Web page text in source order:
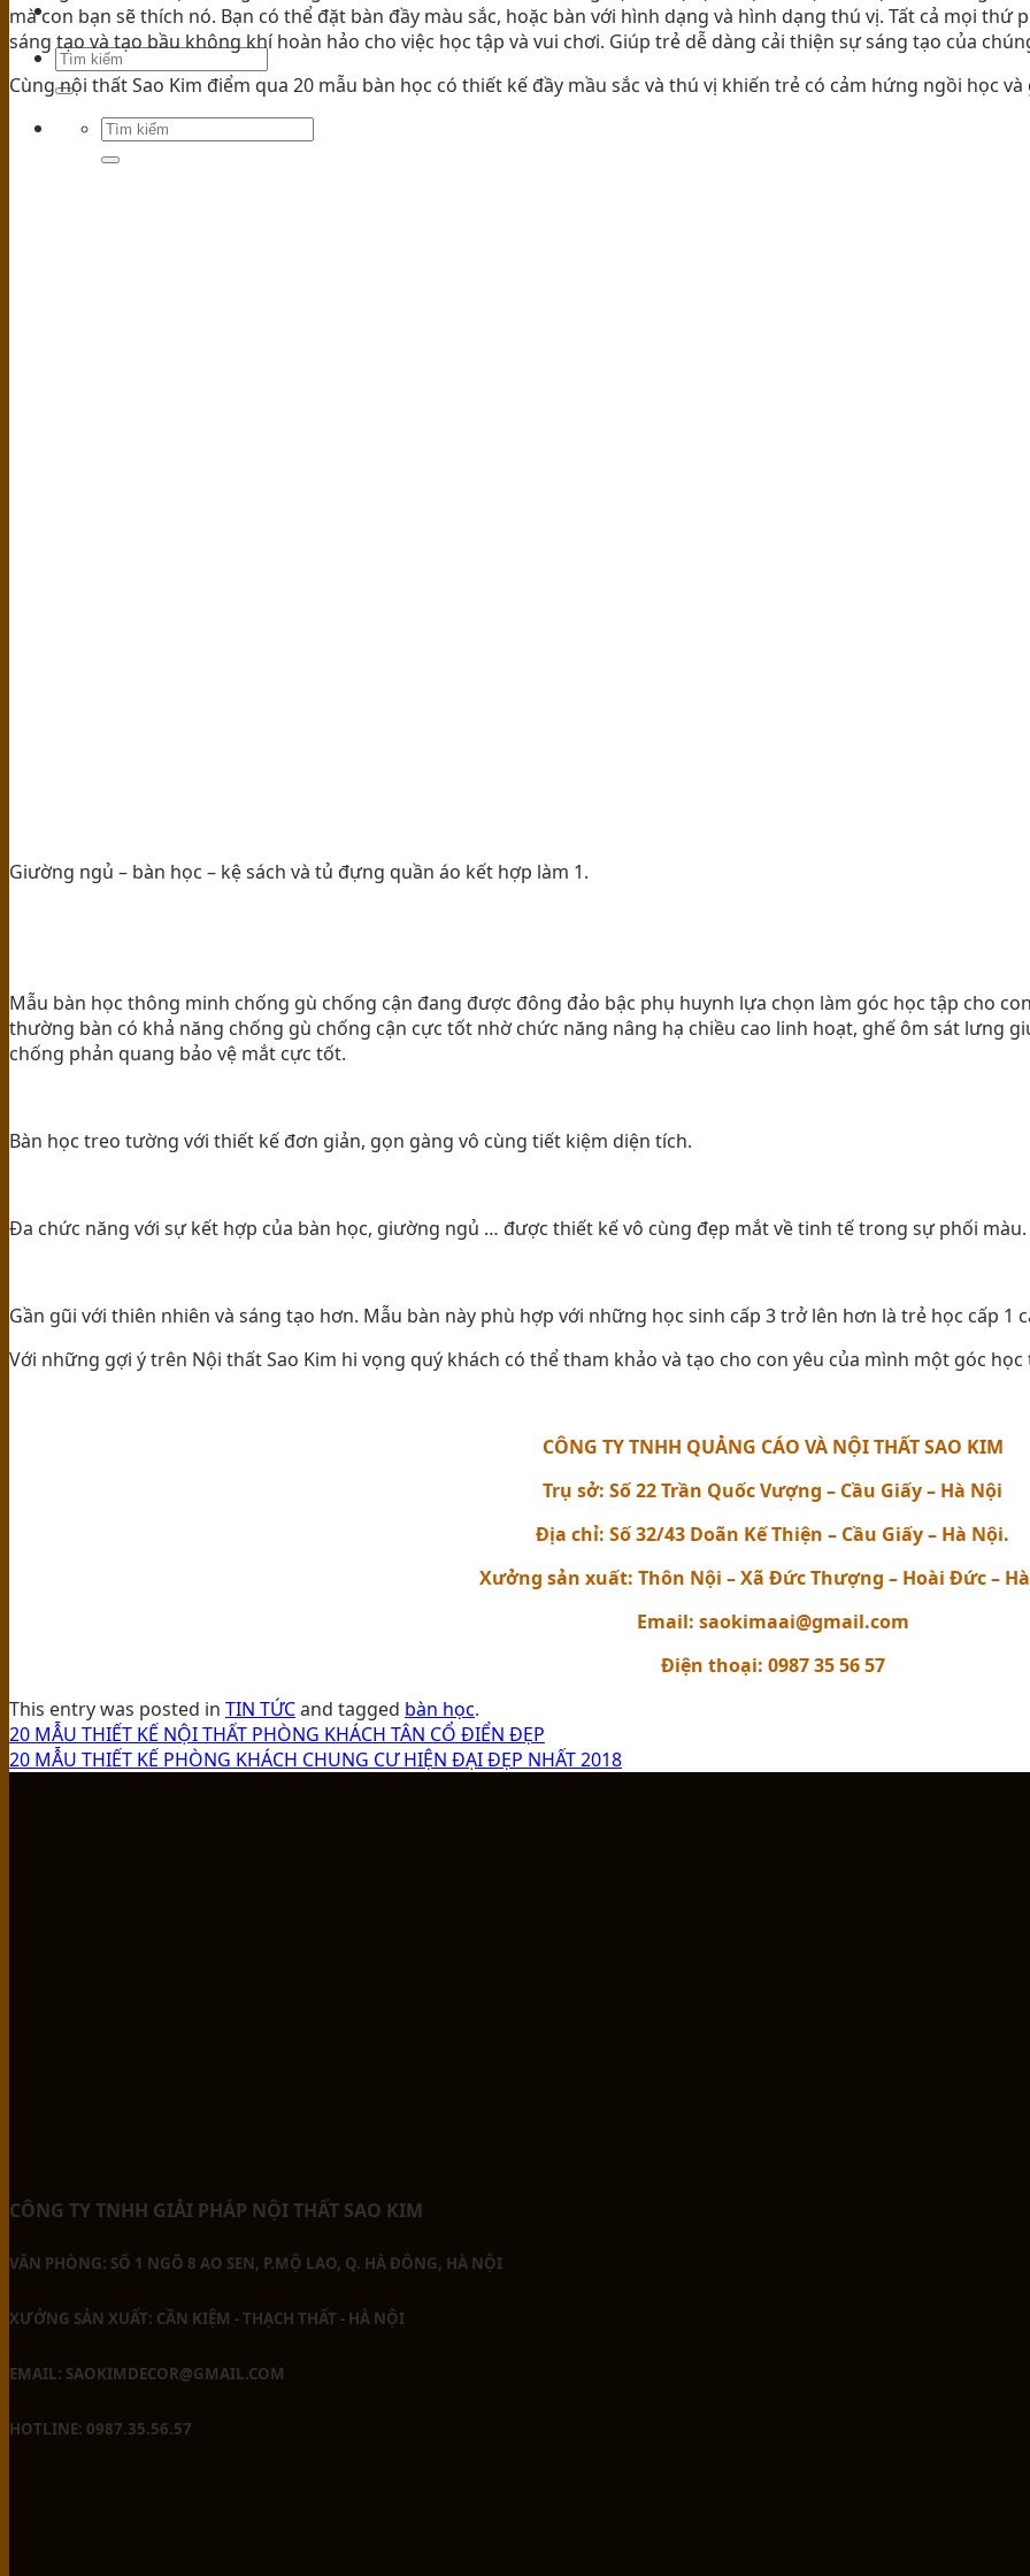
TIN TỨC
mà con bạn sẽ thích nó. Bạn có thể đặt bàn đầy màu sắc, hoặc bàn với hình dạng và hình dạng thú vị. Tất cả mọi
sáng tạo và tạo bầu không khí hoàn hảo cho việc học tập và vui chơi. Giúp trẻ dễ dàng cải thiện sự sáng tạo của
Cùng nội thất Sao Kim điểm qua 20 mẫu bàn học có thiết kế đầy mầu sắc và thú vị khiến trẻ có cảm hứng ngồi học
Giường ngủ – bàn học – kệ sách và tủ đựng quần áo kết hợp làm 1.
Mẫu bàn học thông minh chống gù chống cận đang được đông đảo bậc phụ huynh lựa chọn làm góc học tập cho
thường bàn có khả năng chống gù chống cận cực tốt nhờ chức năng nâng hạ chiều cao linh hoạt, ghế ôm sát lưng
chống phản quang bảo vệ mắt cực tốt.
Bàn học treo tường với thiết kế đơn giản, gọn gàng vô cùng tiết kiệm diện tích.
Đa chức năng với sự kết hợp của bàn học, giường ngủ … được thiết kế vô cùng đẹp mắt về tinh tế trong sự phối màu.
Gần gũi với thiên nhiên và sáng tạo hơn. Mẫu bàn này phù hợp với những học sinh cấp 3 trở lên hơn là trẻ học cấp 1
Với những gợi ý trên Nội thất Sao Kim hi vọng quý khách có thể tham khảo và tạo cho con yêu của mình một góc
CÔNG TY TNHH QUẢNG CÁO VÀ NỘI THẤT SAO KIM
Trụ sở: Số 22 Trần Quốc Vượng – Cầu Giấy – Hà Nội
Địa chỉ: Số 32/43 Doãn Kế Thiện – Cầu Giấy – Hà Nội.
Xưởng sản xuất: Thôn Nội – Xã Đức Thượng – Hoài Đức –
Email: saokimaai@gmail.com
Điện thoại: 0987 35 56 57
This entry was posted in TIN TỨCand tagged bàn học.
20 MẪU THIẾT KẾ NỘI THẤT PHÒNG KHÁCH TÂN CỔ ĐIỂN ĐẸP
20 MẪU THIẾT KẾ PHÒNG KHÁCH CHUNG CƯ HIỆN ĐẠI ĐẸP NHẤT 2018
CÔNG TY TNHH GIẢI PHÁP NỘI THẤT SAO KIM
VĂN PHÒNG: SỐ 1 NGÕ 8 AO SEN, P.MỘ LAO, Q. HÀ ĐÔNG, HÀ NỘI
XƯỞNG SẢN XUẤT: CẦN KIỆM - THẠCH THẤT - HÀ NỘI
EMAIL: SAOKIMDECOR@GMAIL.COM
HOTLINE: 0987.35.56.57